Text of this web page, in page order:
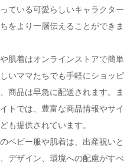
ている可愛らしいキャラクター
をより一層伝えることができま
肌着はオンラインストアで簡単
いママたちでも手軽にショッピ
商品は早急に配送されます。ま
トでは、豊富な商品情報やサイ
も提供されています。
ベビー服や肌着は、出産祝いと
デザイン、環境への配慮がすべ